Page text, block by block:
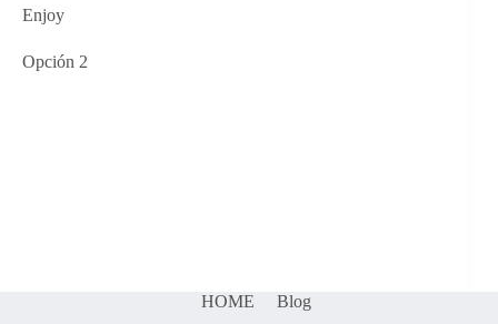
Enjoy
Opción 2
HOME Blog